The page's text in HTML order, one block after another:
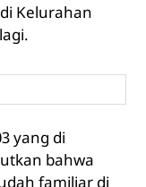
Kelurahan
yang di
bahwa
familiar di